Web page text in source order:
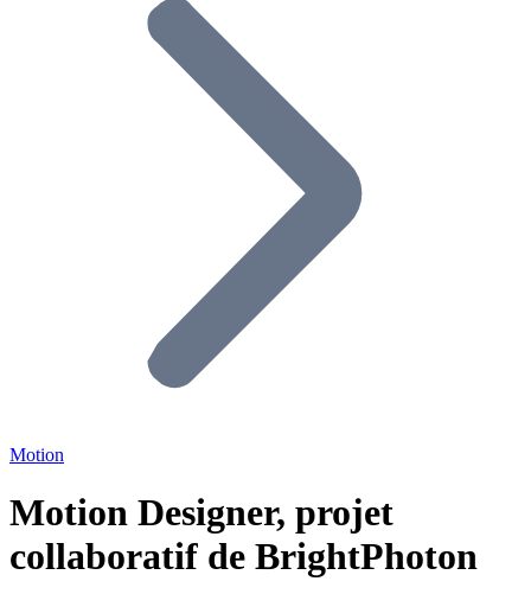
Motion
Motion Designer, projet
collaboratif de BrightPhoton